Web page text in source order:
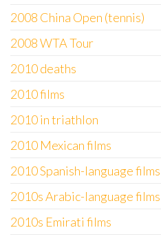
2008 China Open (tennis)
2008 WTA Tour
2010 deaths
2010 films
2010 in triathlon
2010 Mexican films
2010 Spanish-language films
2010s Arabic-language films
2010s Emirati films